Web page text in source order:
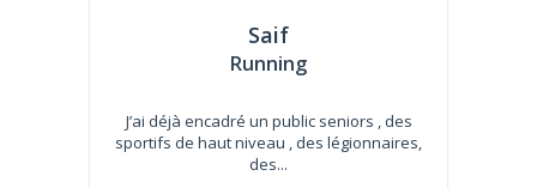
Saif
Running
J’ai déjà encadré un public seniors , des
sportifs de haut niveau , des légionnaires,
des...